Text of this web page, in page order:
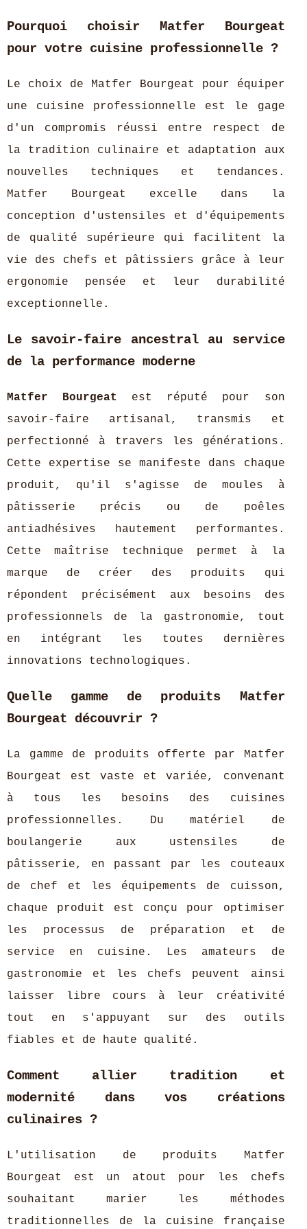
Pourquoi choisir Matfer Bourgeat
pour votre cuisine professionnelle ?
Le choix de Matfer Bourgeat pour équiper
une cuisine professionnelle est le gage
d'un compromis réussi entre respect de
la tradition culinaire et adaptation aux
nouvelles techniques et tendances.
Matfer Bourgeat excelle dans la
conception d'ustensiles et d'équipements
de qualité supérieure qui facilitent la
vie des chefs et pâtissiers grâce à leur
ergonomie pensée et leur durabilité
exceptionnelle.
Le savoir-faire ancestral au service
de la performance moderne
Matfer Bourgeat
est réputé pour son
savoir-faire artisanal, transmis et
perfectionné à travers les générations.
Cette expertise se manifeste dans chaque
produit, qu'il s'agisse de moules à
pâtisserie précis ou de poêles
antiadhésives hautement performantes.
Cette maîtrise technique permet à la
marque de créer des produits qui
répondent précisément aux besoins des
professionnels de la gastronomie, tout
en intégrant les toutes dernières
innovations technologiques.
Quelle gamme de produits Matfer
Bourgeat découvrir ?
La gamme de produits offerte par Matfer
Bourgeat est vaste et variée, convenant
à tous les besoins des cuisines
professionnelles. Du matériel de
boulangerie aux ustensiles de
pâtisserie, en passant par les couteaux
de chef et les équipements de cuisson,
chaque produit est conçu pour optimiser
les processus de préparation et de
service en cuisine. Les amateurs de
gastronomie et les chefs peuvent ainsi
laisser libre cours à leur créativité
tout en s'appuyant sur des outils
fiables et de haute qualité.
Comment allier tradition et
modernité dans vos créations
culinaires ?
L'utilisation de produits Matfer
Bourgeat est un atout pour les chefs
souhaitant marier les méthodes
traditionnelles de la cuisine française